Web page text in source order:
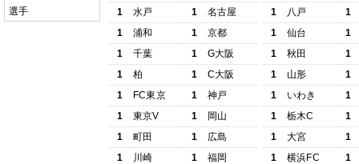
選手
1
水戸 1
名古屋
1
浦和 1
京都
1
千葉 1
G大阪
1
柏 1
C大阪
1
FC東京 1
神戸
1
東京V 1
岡山
1
町田 1
広島
1
川崎 1
福岡
1
八戸
1
1
仙台
1
1
秋田
1
1
山形
1
1
いわき
1
1
栃木C
1
1
大宮
1
1
横浜FC
1